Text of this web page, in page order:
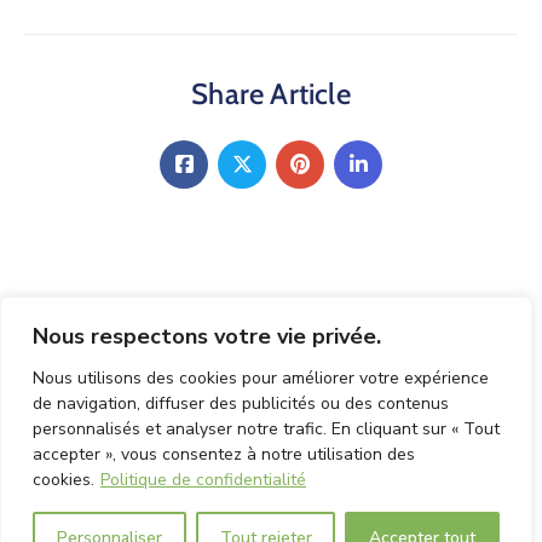
Nous respectons votre vie privée.
Nous utilisons des cookies pour améliorer votre expérience
de navigation, diffuser des publicités ou des contenus
personnalisés et analyser notre trafic. En cliquant sur « Tout
accepter », vous consentez à notre utilisation des
cookies. Politique de confidentialité
Share Article
Leave Your Comment
Vous devezêtre connecté(e)pour rédiger un
commentaire.